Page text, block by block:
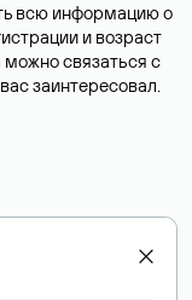
всю информацию о
и возраст
можно связаться с
заинтересовал.